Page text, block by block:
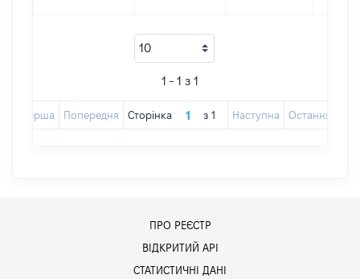
1 - 1 з 1
Перша Попередня Сторінка з 1 Наступна Остання
ПРО РЕЄСТР
ВІДКРИТИЙ АРІ
СТАТИСТИЧНІ ДАНІ